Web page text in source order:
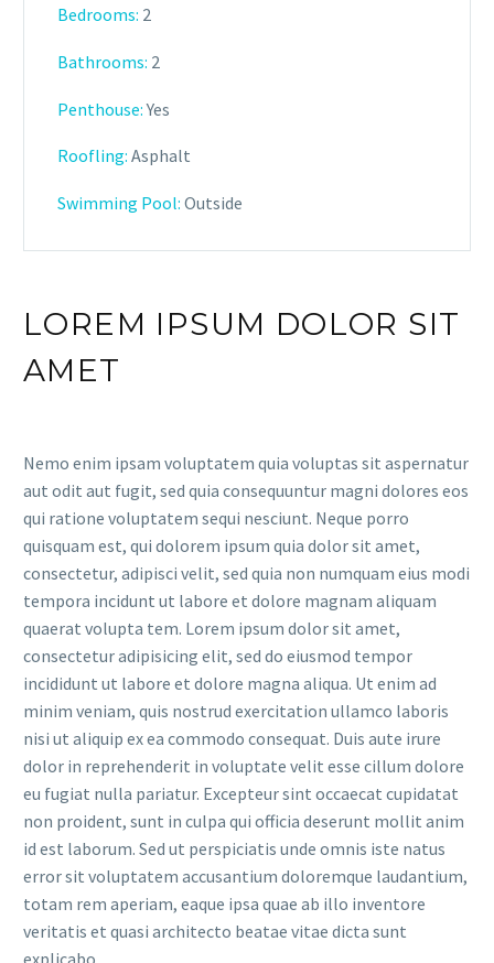
Bedrooms: 2
Bathrooms: 2
Penthouse:Yes
Roofling: Asphalt
Swimming Pool: Outside
LOREM IPSUM DOLOR SIT
AMET
Nemo enim ipsam voluptatem quia voluptas sit aspernatur
aut odit aut fugit, sed quia consequuntur magni dolores eos
qui ratione voluptatem sequi nesciunt. Neque porro
quisquam est, qui dolorem ipsum quia dolor sit amet,
consectetur, adipisci velit, sed quia non numquam eius modi
tempora incidunt ut labore et dolore magnam aliquam
quaerat volupta tem. Lorem ipsum dolor sit amet,
consectetur adipisicing elit, sed do eiusmod tempor
incididunt ut labore et dolore magna aliqua. Ut enim ad
minim veniam, quis nostrud exercitation ullamco laboris
nisi ut aliquip ex ea commodo consequat. Duis aute irure
dolor in reprehenderit in voluptate velit esse cillum dolore
eu fugiat nulla pariatur. Excepteur sint occaecat cupidatat
non proident, sunt in culpa qui officia deserunt mollit anim
id est laborum. Sed ut perspiciatis unde omnis iste natus
error sit voluptatem accusantium doloremque laudantium,
totam rem aperiam, eaque ipsa quae ab illo inventore
veritatis et quasi architecto beatae vitae dicta sunt